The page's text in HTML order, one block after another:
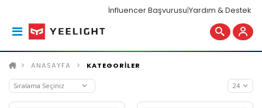
İnfluencer Başvurusu|Yardım & Destek
ANASAYFA KATEGORİLER